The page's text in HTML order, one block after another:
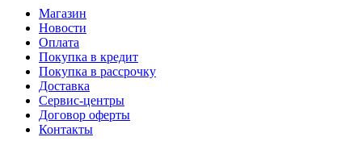
Магазин
Новости
Оплата
Покупка в кредит
Покупка в рассрочку
Доставка
Сервис-центры
Договор оферты
Контакты